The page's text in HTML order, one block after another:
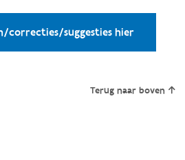
correcties/suggesties hier
Terug naar boven